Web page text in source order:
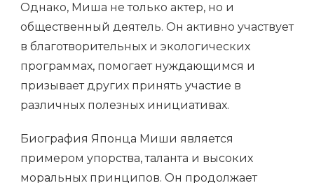
Однако, Миша не только актер, но и
общественный деятель. Он активно участвует
в благотворительных и экологических
программах, помогает нуждающимся и
призывает других принять участие в
различных полезных инициативах.
Биография Японца Миши является
примером упорства, таланта и высоких
моральных принципов. Он продолжает